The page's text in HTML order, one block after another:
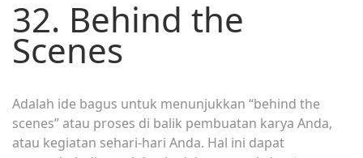
32. Behind the
Scenes
Adalah ide bagus untuk menunjukkan “behind the
scenes” atau proses di balik pembuatan karya Anda,
atau kegiatan sehari-hari Anda. Hal ini dapat